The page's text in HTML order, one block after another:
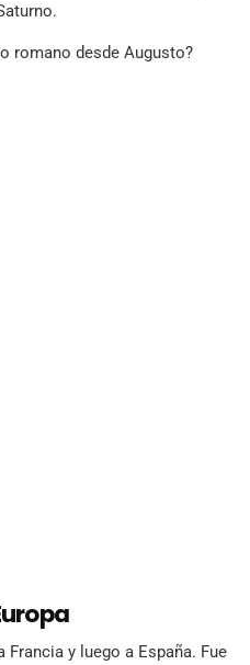
y luego a España. Fue